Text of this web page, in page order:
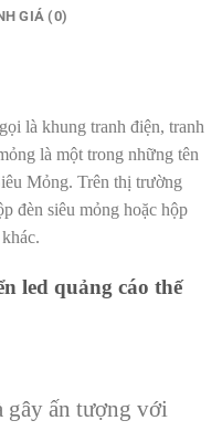
GIÁ (0)
là khung tranh điện, tranh
là một trong những tên
Mỏng. Trên thị trường
đèn siêu mỏng hoặc hộp
led quảng cáo thế
gây ấn tượng với